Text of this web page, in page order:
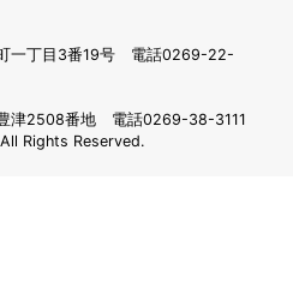
一丁目3番19号 電話0269-22-
津2508番地 電話0269-38-3111
Rights Reserved.